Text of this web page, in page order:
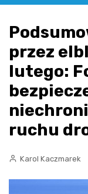
przez
lutego:
ruchu
Karol Kaczmarek